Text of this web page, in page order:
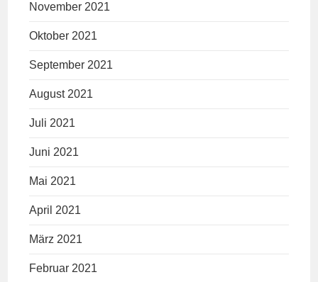
November 2021
Oktober 2021
September 2021
August 2021
Juli 2021
Juni 2021
Mai 2021
April 2021
März 2021
Februar 2021